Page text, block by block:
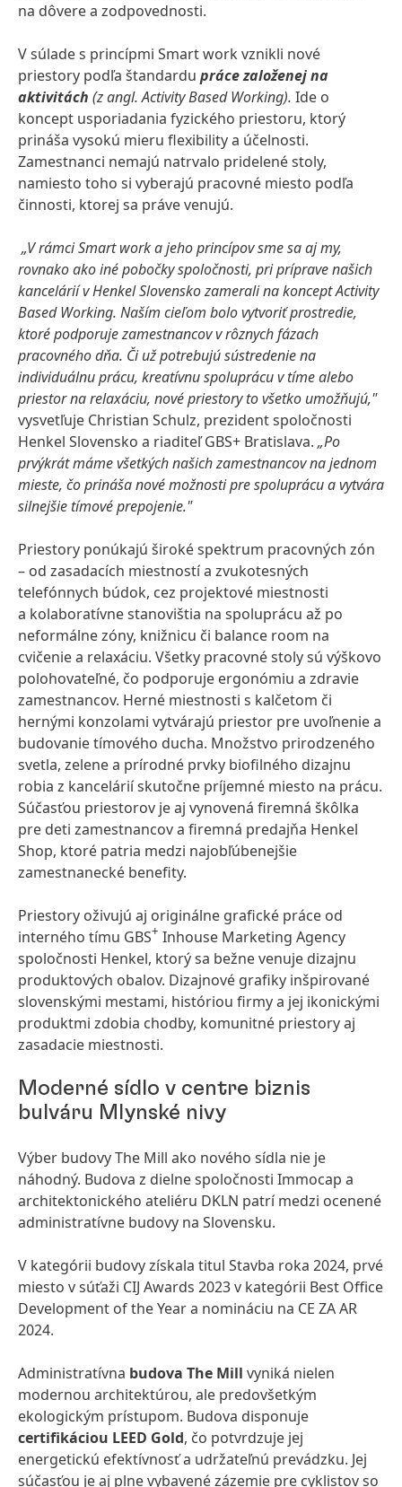
na dôvere a zodpovednosti.
V súlade s princípmi Smart work vznikli nové
priestory podľa štandardu práce založenej na
aktivitách (z angl. Activity Based Working). Ide o
koncept usporiadania fyzického priestoru, ktorý
prináša vysokú mieru flexibility a účelnosti.
Zamestnanci nemajú natrvalo pridelené stoly,
namiesto toho si vyberajú pracovné miesto podľa
činnosti, ktorej sa práve venujú.
„V rámci Smart work a jeho princípov sme sa aj my,
rovnako ako iné pobočky spoločnosti, pri príprave našich
kancelárií v Henkel Slovensko zamerali na koncept Activity
Based Working. Naším cieľom bolo vytvoriť prostredie,
ktoré podporuje zamestnancov v rôznych fázach
pracovného dňa. Či už potrebujú sústredenie na
individuálnu prácu, kreatívnu spoluprácu v tíme alebo
priestor na relaxáciu, nové priestory to všetko umožňujú,"
vysvetľuje Christian Schulz, prezident spoločnosti
Henkel Slovensko a riaditeľ GBS+ Bratislava. „Po
prvýkrát máme všetkých našich zamestnancov na jednom
mieste, čo prináša nové možnosti pre spoluprácu a vytvára
silnejšie tímové prepojenie."
Priestory ponúkajú široké spektrum pracovných zón
– od zasadacích miestností a zvukotesných
telefónnych búdok, cez projektové miestnosti
a kolaboratívne stanovištia na spoluprácu až po
neformálne zóny, knižnicu či balance room na
cvičenie a relaxáciu. Všetky pracovné stoly sú výškovo
polohovateľné, čo podporuje ergonómiu a zdravie
zamestnancov. Herné miestnosti s kalčetom či
hernými konzolami vytvárajú priestor pre uvoľnenie a
budovanie tímového ducha. Množstvo prirodzeného
svetla, zelene a prírodné prvky biofilného dizajnu
robia z kancelárií skutočne príjemné miesto na prácu.
Súčasťou priestorov je aj vynovená firemná škôlka
pre deti zamestnancov a firemná predajňa Henkel
Shop, ktoré patria medzi najobľúbenejšie
zamestnanecké benefity.
Priestory oživujú aj originálne grafické práce od
interného tímu GBS+ Inhouse Marketing Agency
spoločnosti Henkel, ktorý sa bežne venuje dizajnu
produktových obalov. Dizajnové grafiky inšpirované
slovenskými mestami, históriou firmy a jej ikonickými
produktmi zdobia chodby, komunitné priestory aj
zasadacie miestnosti.
Moderné sídlo v centre biznis
bulváru Mlynské nivy
Výber budovy The Mill ako nového sídla nie je
náhodný. Budova z dielne spoločnosti Immocap a
architektonického ateliéru DKLN patrí medzi ocenené
administratívne budovy na Slovensku.
V kategórii budovy získala titul Stavba roka 2024, prvé
miesto v súťaži CIJ Awards 2023 v kategórii Best Office
Development of the Year a nomináciu na CE ZA AR
2024.
Administratívna budova The Mill vyniká nielen
modernou architektúrou, ale predovšetkým
ekologickým prístupom. Budova disponuje
certifikáciou LEED Gold, čo potvrdzuje jej
energetickú efektívnosť a udržateľnú prevádzku. Jej
súčasťou je aj plne vybavené zázemie pre cyklistov so